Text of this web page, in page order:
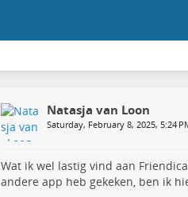
Natasja van Loon
Saturday, February 8, 2025, 5:24
Wat ik wel lastig vind aan
andere app heb gekeken, ben ik